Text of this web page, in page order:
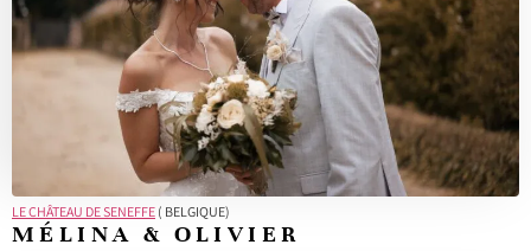
LE CHÂTEAU DE SENEFFE ( BELGIQUE)
MÉLINA & OLIVIER